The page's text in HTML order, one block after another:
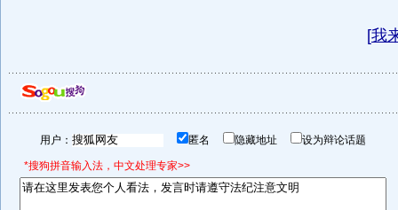
[我
用户： 匿名 隐藏地址 设为辩论话题
*搜狗拼音输入法，中文处理专家>>